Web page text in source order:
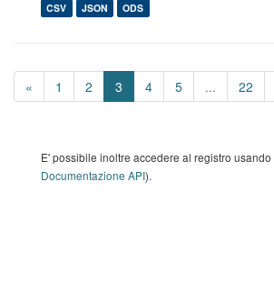
CSV JSON ODS
« 1 2 3 4 5 ... 22
E' possibile inoltre accedere al registro usando
Documentazione API).